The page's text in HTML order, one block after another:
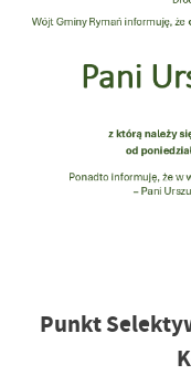
Punkt